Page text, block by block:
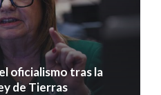
oficialismo tras la
de Tierras